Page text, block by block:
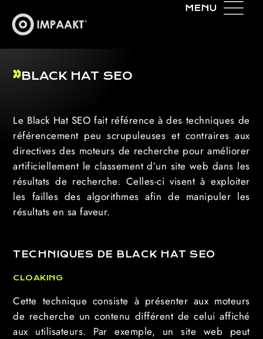
BLACK HAT SEO
Le Black Hat SEO fait référence à des techniques de
référencement peu scrupuleuses et contraires aux
directives des moteurs de recherche pour améliorer
artificiellement le classement d’un site web dans les
résultats de recherche. Celles-ci visent à exploiter
les failles des algorithmes afin de manipuler les
résultats en sa faveur.
TECHNIQUES DE BLACK HAT SEO
CLOAKING
Cette technique consiste à présenter aux moteurs
de recherche un contenu différent de celui affiché
aux utilisateurs. Par exemple, un site web peut